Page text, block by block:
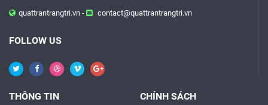
quattrantrangtri.vn - contact@quattrantrangtri.vn
FOLLOW US
THÔNG TIN CHÍNH SÁCH